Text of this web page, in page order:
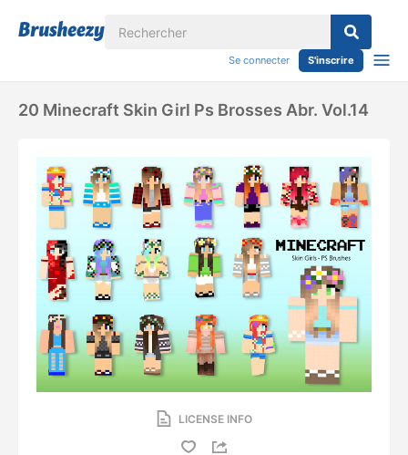
Se connecter S'inscrire
20 Minecraft Skin Girl Ps Brosses Abr. Vol.14
LICENSE INFO